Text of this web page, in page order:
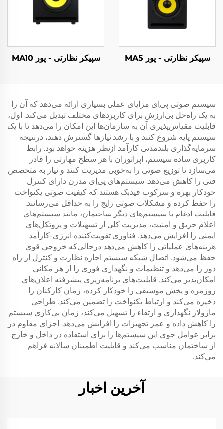
سپیکر نظارتی - پور MA5 سپیکر نظارتی - پور MA10
سیستم صوتی پی‌اِی مزایای عملی بسیاری ارائه می‌دهد که آن را
به یک راه‌حل بی‌ارزش برای کاربردهای مختلف تبدیل می‌کند. اول،
قابلیت مقیاس‌پذیری آن به سازمان‌ها این امکان را می‌دهد تا با یک
سیستم پایه شروع کنند و با رشد نیازها گسترش دهند، درنتیجه
سرمایه‌گذاری بلندمدتی کارآمد ازنظر هزینه خواهد بود. رابط
کاربری ساده سیستم، اپراتوران با هر سطح مهارتی را قادر
می‌سازد تا توزیع صوتی را به‌خوبی مدیریت کنند و نیاز به متخصص
فنی را کاهش می‌دهد. سیستم‌های پی‌اِی مدرن دارای کنترل
خودکار بهره و سرکوب فیدبک هستند که کیفیت صوتی یکنواخت
را حفظ کرده و مشکلات صوتی رایج را به حداقل می‌رسانند.
قابلیت ادغام با سیستم‌های دیگر ساختمان، مانند سیستم‌های
اعلام حریق و امنیت، مدیریت کلی از تسهیلات و پروتکل‌های
ایمنی را افزایش می‌دهد. فناوری تقویت‌کننده انرژی-کارآمد
هزینه‌های عملیاتی را کاهش می‌دهد درحالی‌که خروجی قوی
حفظ می‌شود. اتصال شبکه سیستم اجازه نظارت و کنترل از راه
دور را می‌دهد و تنظیمات و نگهداری فوری را از هر مکانی
امکان‌پذیر می‌کند. قابلیت‌های برنامه‌ریزی پیشرفته اعلان‌های
روزمره و پخش موسیقی را خودکار کرده، زمان کارکنان را
ذخیره می‌کند و ارتباط یکنواخت را تضمین می‌کند. طراحی
ماژولار نگهداری و ارتقاء را تسهیل می‌کند، زمان بی‌کاری سیستم
را کاهش داده و عمر تجهیزات را افزایش می‌دهد. اجزای مقاوم در
برابر عوامل جوی این سیستم‌ها را برای استفاده در داخل و خارج
از ساختمان مناسب می‌کند و قابلیت اطمینان سالانه فراهم
می‌کند.
آخرین اخبار